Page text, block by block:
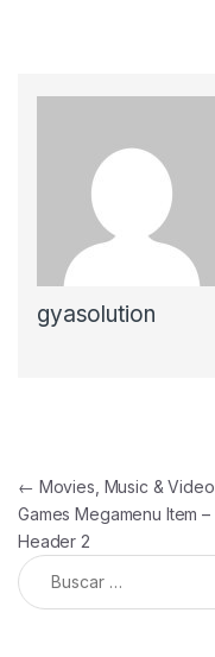
gyasolution
← Movies, Music & Video
Games Megamenu Item –
Header 2